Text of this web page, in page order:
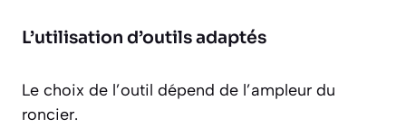
L’utilisation d’outils adaptés
Le choix de l’outil dépend de l’ampleur du
roncier.